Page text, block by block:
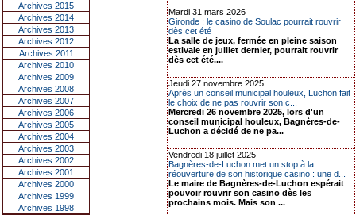
Archives 2015
Archives 2014
Archives 2013
Archives 2012
Archives 2011
Archives 2010
Archives 2009
Archives 2008
Archives 2007
Archives 2006
Archives 2005
Archives 2004
Archives 2003
Archives 2002
Archives 2001
Archives 2000
Archives 1999
Archives 1998
Mardi 31 mars 2026
Gironde : le casino de Soulac pourrait rouvrir
dès cet été
La salle de jeux, fermée en pleine saison
estivale en juillet dernier, pourrait rouvrir
dès cet été....
Jeudi 27 novembre 2025
Après un conseil municipal houleux, Luchon fait
le choix de ne pas rouvrir son c...
Mercredi 26 novembre 2025, lors d'un
conseil municipal houleux, Bagnères-de-
Luchon a décidé de ne pa...
Vendredi 18 juillet 2025
Bagnères-de-Luchon met un stop à la
réouverture de son historique casino : une d...
Le maire de Bagnères-de-Luchon espérait
pouvoir rouvrir son casino dès les
prochains mois. Mais son ...